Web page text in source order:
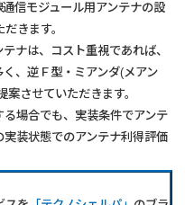
信モジュール用アンテナの設
きます。
ナは、コスト重視であれば、
、逆Ｆ型・ミアンダ(メアン
させていただきます。
場合でも、実装条件でアンテ
装状態でのアンテナ利得評価